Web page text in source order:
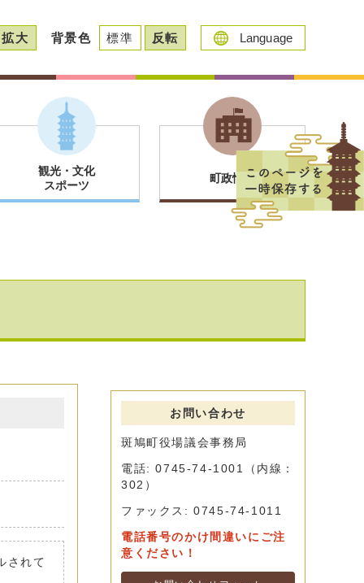
拡大 背景色 標準 反転 Language
観光・文化
スポーツ
町政情報
されて
お問い合わせ
斑鳩町役場議会事務局
電話: 0745-74-1001（内線：
302）
ファックス: 0745-74-1011
電話番号のかけ間違いにご注
意ください！